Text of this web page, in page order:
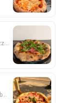
paradicsomszósz, prosciutto sonka, rukkola, mozzarella, bazsalikom
paradicsomszósz, mozzarella, sonka és gomba, bazsalikom